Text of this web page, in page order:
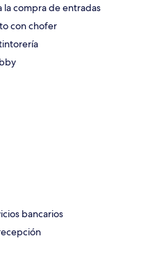
la compra de entradas
con chofer
bancarios